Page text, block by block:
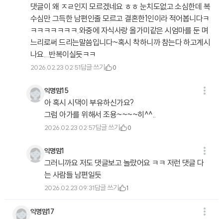
댓글이 왜 ㅈㄹ인지 모르겠네요 ㅎㅎ 눈치도없고 소심한데 복
수심만 그득한 남편인줄 모르고 결혼한1인이라 적어봅니다ㅋ
ㅋㅋㅋㅋㅋㅋㅋ.와중에 자식사랑 올가미같은 시엄마를 둔 며
느리로써 드리는말씀입니다~혹시 착하니까 참는다 하고계시
나요...반복이실듯ㅋㅋ
2026.02.23 02:51답글 쓰기 0
익명맘15
아 혹시 시댁이 부유하신가요?
그럼 아가를 위해서 조용~~~~히^^..
2026.02.23 02:57답글 쓰기 0
익명맘1
그러니까요 저도 댓글보고 놀랐어요 ㅋㅋ 저런 댓글 다
는 사람들 남편일듯
2026.02.23 09:31답글 쓰기 1
익명맘17